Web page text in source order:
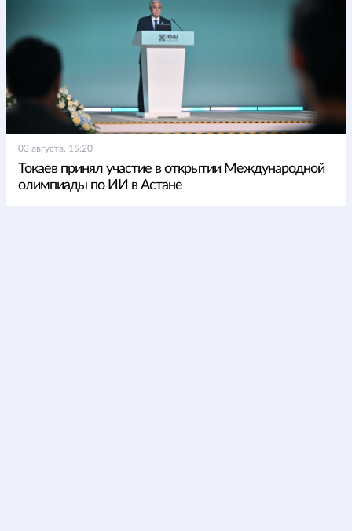
03 августа, 15:20
Токаев принял участие в открытии Международной
олимпиады по ИИ в Астане